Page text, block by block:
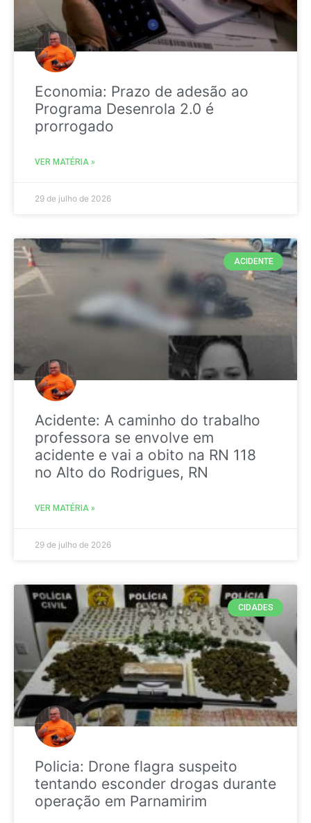
Economia: Prazo de adesão ao
Programa Desenrola 2.0 é
prorrogado
VER MATÉRIA »
29 de julho de 2026
ACIDENTE
Acidente: A caminho do trabalho
professora se envolve em
acidente e vai a obito na RN 118
no Alto do Rodrigues, RN
VER MATÉRIA »
29 de julho de 2026
CIDADES
Policia: Drone flagra suspeito
tentando esconder drogas durante
operação em Parnamirim